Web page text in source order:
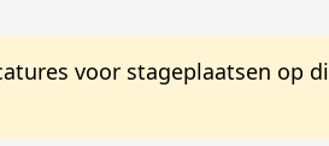
voor stageplaatsen op